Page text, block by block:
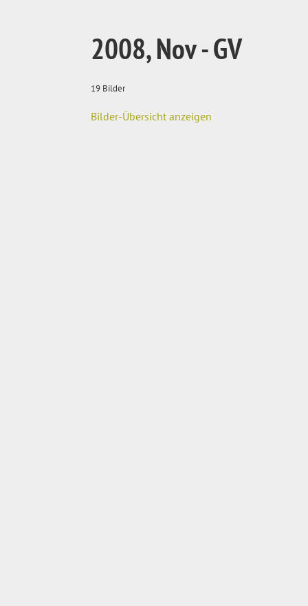
2008, Nov - GV
19 Bilder
Bilder-Übersicht anzeigen